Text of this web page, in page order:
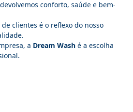
conforto, saúde e bem-
clientes é o reflexo do nosso
a Dream Wash é a escolha